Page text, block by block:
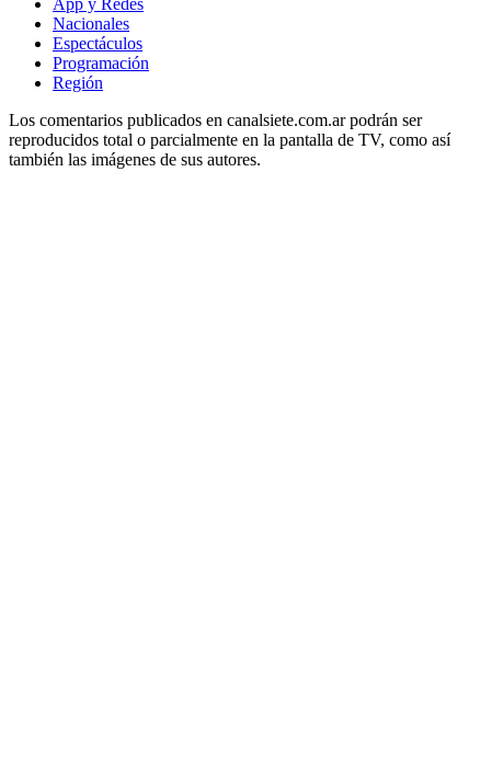
App y Redes
Nacionales
Espectáculos
Programación
Región
Los comentarios publicados en canalsiete.com.ar podrán ser
reproducidos total o parcialmente en la pantalla de TV, como así
también las imágenes de sus autores.